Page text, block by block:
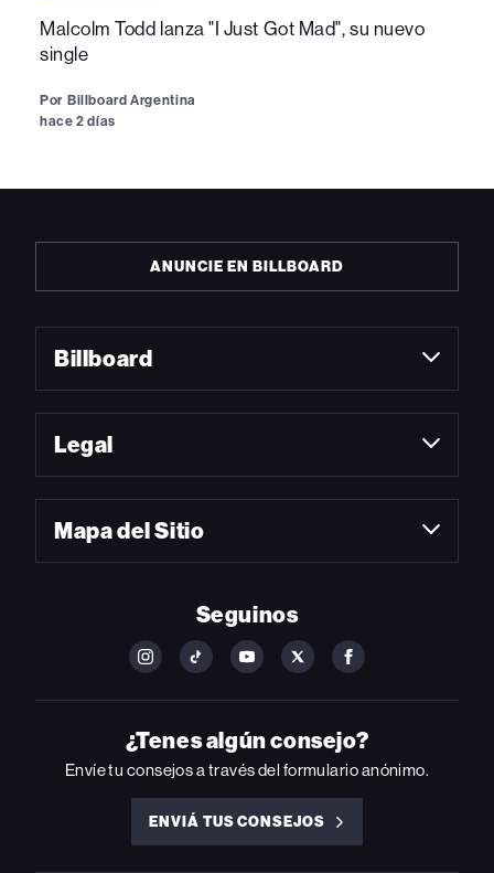
Malcolm Todd lanza "I Just Got Mad", su nuevo
single
Por Billboard Argentina
hace 2 días
ANUNCIE EN BILLBOARD
Billboard
Legal
Mapa del Sitio
Seguinos
FOLLOW
ON
INSTAGRAM
FOLLOW
ON
YOUTUBE
FOLLOW
ON
YOUTUBE
FOLLOW
ON
FOLLOW
ON
FACEBOOK
¿Tenes algún consejo?
Envíe tu consejos a través del formulario anónimo.
ENVIÁ TUS CONSEJOS
ENVIÁ